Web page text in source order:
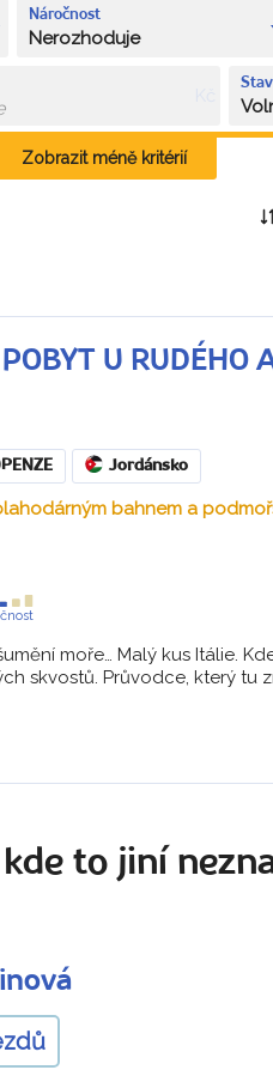
Náročnost
Nerozhoduje
Zobrazit méně kritérií
U RUDÉHO
Jordánsko
bahnem a
moře… Malý kus Itálie.
skvostů. Průvodce, který tu
to jiní